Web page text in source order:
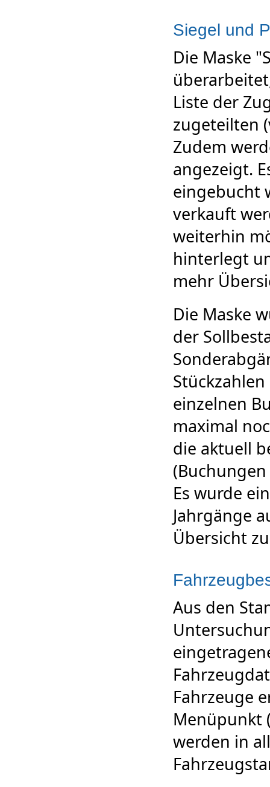
Siegel und
Die Maske
Liste der
zugeteilten
Zudem
angezeigt.
eingebucht
verkauft
weiterhin
hinterlegt
mehr
Die Maske
der
einzelnen
maximal
die aktuell
Es wurde
Jahrgänge
Übersicht
Aus den
Fahrzeuge
Menüpunkt
werden in